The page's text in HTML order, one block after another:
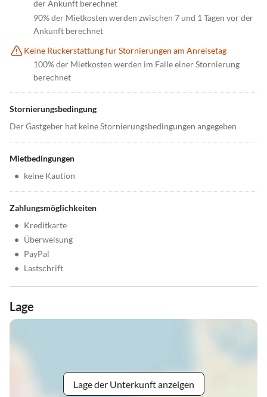
der Ankunft berechnet
90% der Mietkosten werden zwischen 7 und 1 Tagen vor der
Ankunft berechnet
Keine Rückerstattung für Stornierungen am Anreisetag
100% der Mietkosten werden im Falle einer Stornierung
berechnet
Stornierungsbedingung
Der Gastgeber hat keine Stornierungsbedingungen angegeben
Mietbedingungen
• keine Kaution
Zahlungsmöglichkeiten
• Kreditkarte
• Überweisung
• PayPal
• Lastschrift
Lage
Lage der Unterkunft anzeigen